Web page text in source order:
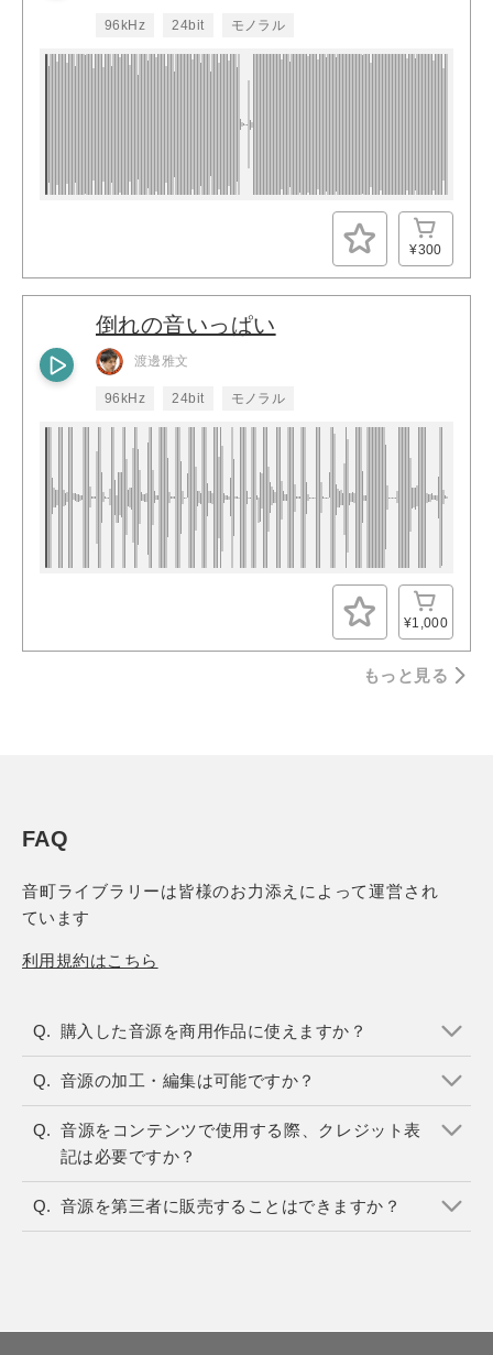
96kHz 24bit モノラル
¥300
倒れの音いっぱい
渡邊雅文
96kHz 24bit モノラル
¥1,000
もっと見る
FAQ
音町ライブラリーは皆様のお力添えによって運営され
ています
利用規約はこちら
購入した音源を商用作品に使えますか？
音源の加工・編集は可能ですか？
音源をコンテンツで使用する際、クレジット表
記は必要ですか？
音源を第三者に販売することはできますか？